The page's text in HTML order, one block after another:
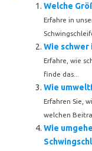
Welche
Erfahre in
Wie
Erfahre, wie
finde das...
Wie
Erfahren Sie,
welchen
Wie